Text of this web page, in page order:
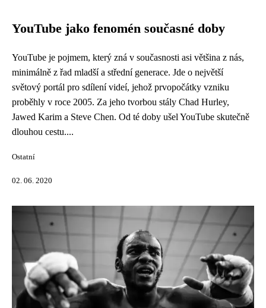
YouTube jako fenomén současné doby
YouTube je pojmem, který zná v současnosti asi většina z nás,
minimálně z řad mladší a střední generace. Jde o největší
světový portál pro sdílení videí, jehož prvopočátky vzniku
proběhly v roce 2005. Za jeho tvorbou stály Chad Hurley,
Jawed Karim a Steve Chen. Od té doby ušel YouTube skutečně
dlouhou cestu....
Ostatní
02. 06. 2020